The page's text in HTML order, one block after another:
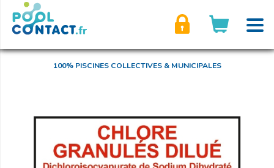
100% PISCINES COLLECTIVES & MUNICIPALES